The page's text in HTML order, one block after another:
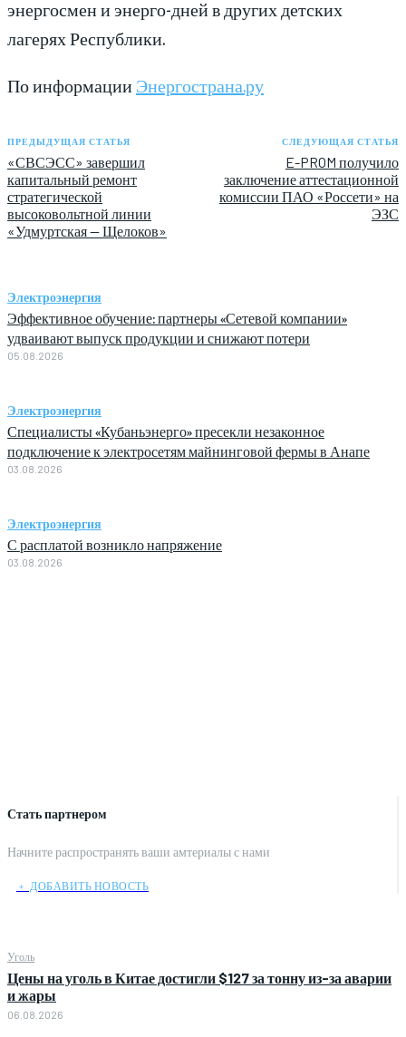
Стать партнером
Начните распространять ваши амтериалы с нами
﹢ ДОБАВИТЬ НОВОСТЬ
Уголь
Цены на уголь в Китае достигли $127 за тонну из-за аварии
и жары
06.08.2026
энергосмен и энерго-дней в других детских
лагерях Республики.
По информации Энергострана.ру
ПРЕДЫДУЩАЯ СТАТЬЯ
«СВСЭСС» завершил
капитальный ремонт
стратегической
высоковольтной линии
«Удмуртская — Щелоков»
СЛЕДУЮЩАЯ СТАТЬЯ
E-PROM получило
заключение аттестационной
комиссии ПАО «Россети» на
ЭЗС
Электроэнергия
Эффективное обучение: партнеры «Сетевой компании»
удваивают выпуск продукции и снижают потери
05.08.2026
Электроэнергия
Специалисты «Кубаньэнерго» пресекли незаконное
подключение к электросетям майнинговой фермы в Анапе
03.08.2026
Электроэнергия
С расплатой возникло напряжение
03.08.2026